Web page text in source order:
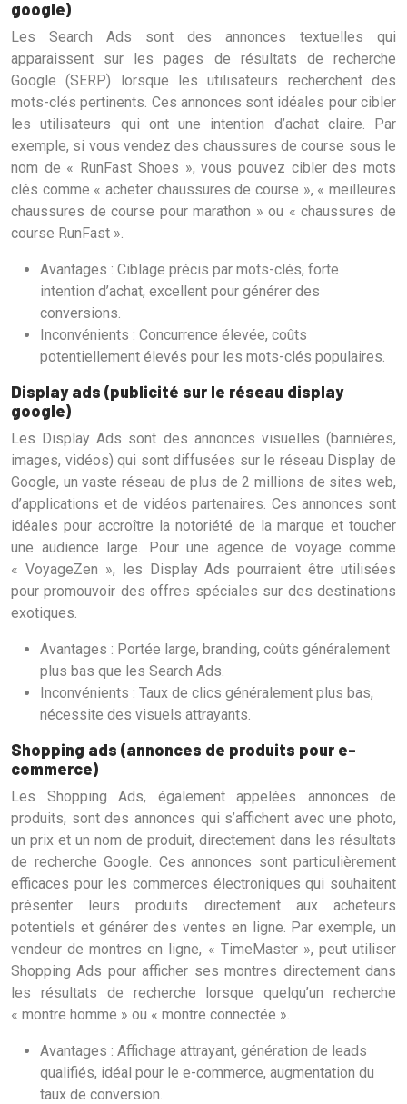
google)
Les Search Ads sont des annonces textuelles qui
apparaissent sur les pages de résultats de recherche
Google (SERP) lorsque les utilisateurs recherchent des
mots-clés pertinents. Ces annonces sont idéales pour cibler
les utilisateurs qui ont une intention d’achat claire. Par
exemple, si vous vendez des chaussures de course sous le
nom de « RunFast Shoes », vous pouvez cibler des mots
clés comme « acheter chaussures de course », « meilleures
chaussures de course pour marathon » ou « chaussures de
course RunFast ».
Avantages : Ciblage précis par mots-clés, forte
intention d’achat, excellent pour générer des
conversions.
Inconvénients : Concurrence élevée, coûts
potentiellement élevés pour les mots-clés populaires.
Display ads (publicité sur le réseau display
google)
Les Display Ads sont des annonces visuelles (bannières,
images, vidéos) qui sont diffusées sur le réseau Display de
Google, un vaste réseau de plus de 2 millions de sites web,
d’applications et de vidéos partenaires. Ces annonces sont
idéales pour accroître la notoriété de la marque et toucher
une audience large. Pour une agence de voyage comme
« VoyageZen », les Display Ads pourraient être utilisées
pour promouvoir des offres spéciales sur des destinations
exotiques.
Avantages : Portée large, branding, coûts généralement
plus bas que les Search Ads.
Inconvénients : Taux de clics généralement plus bas,
nécessite des visuels attrayants.
Shopping ads (annonces de produits pour e-
commerce)
Les Shopping Ads, également appelées annonces de
produits, sont des annonces qui s’affichent avec une photo,
un prix et un nom de produit, directement dans les résultats
de recherche Google. Ces annonces sont particulièrement
efficaces pour les commerces électroniques qui souhaitent
présenter leurs produits directement aux acheteurs
potentiels et générer des ventes en ligne. Par exemple, un
vendeur de montres en ligne, « TimeMaster », peut utiliser
Shopping Ads pour afficher ses montres directement dans
les résultats de recherche lorsque quelqu’un recherche
« montre homme » ou « montre connectée ».
Avantages : Affichage attrayant, génération de leads
qualifiés, idéal pour le e-commerce, augmentation du
taux de conversion.